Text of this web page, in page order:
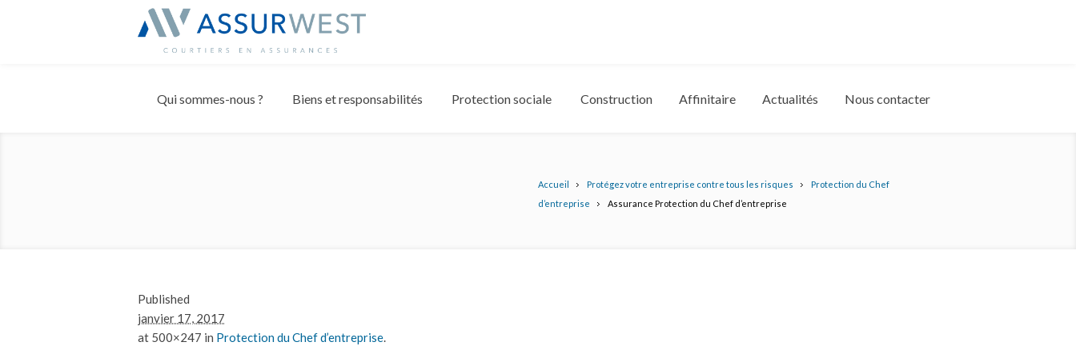
Qui sommes-nous ? Biens et responsabilités Protection sociale Construction Affinitaire Actualités Nous contacter
Accueil Protégez votre entreprise contre tous les risques
Protection du Chef
d’entreprise
Assurance Protection du Chef d’entreprise
Published
janvier 17, 2017
at 500×247 in Protection du Chef d’entreprise.
Panneau de gestion des cookies